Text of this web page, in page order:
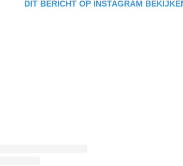
DIT BERICHT OP INSTAGRAM